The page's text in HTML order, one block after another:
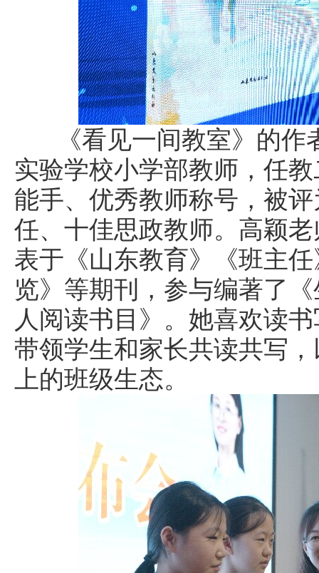
《看见一间教室》的作
实验学校小学部教师，任
能手、优秀教师称号，被
任、十佳思政教师。高颖
表于《山东教育》《班主
览》等期刊，参与编著了
人阅读书目》。她喜欢读
带领学生和家长共读共写
上的班级生态。